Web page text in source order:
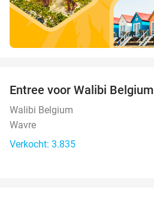
Entree voor Walibi Belgium
Walibi Belgium
Wavre
Verkocht: 3.835